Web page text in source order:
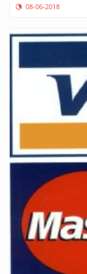
08-06-2018